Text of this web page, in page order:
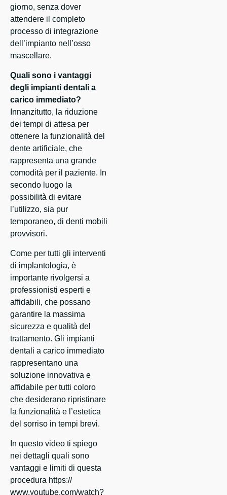
giorno, senza dover
attendere il completo
processo di integrazione
dell’impianto nell’osso
mascellare.
Quali sono i vantaggi
degli impianti dentali a
carico immediato?
Innanzitutto, la riduzione
dei tempi di attesa per
ottenere la funzionalità del
dente artificiale, che
rappresenta una grande
comodità per il paziente. In
secondo luogo la
possibilità di evitare
l’utilizzo, sia pur
temporaneo, di denti mobili
provvisori.
Come per tutti gli interventi
di implantologia, è
importante rivolgersi a
professionisti esperti e
affidabili, che possano
garantire la massima
sicurezza e qualità del
trattamento. Gli impianti
dentali a carico immediato
rappresentano una
soluzione innovativa e
affidabile per tutti coloro
che desiderano ripristinare
la funzionalità e l’estetica
del sorriso in tempi brevi.
In questo video ti spiego
nei dettagli quali sono
vantaggi e limiti di questa
procedura https://
www.youtube.com/watch?